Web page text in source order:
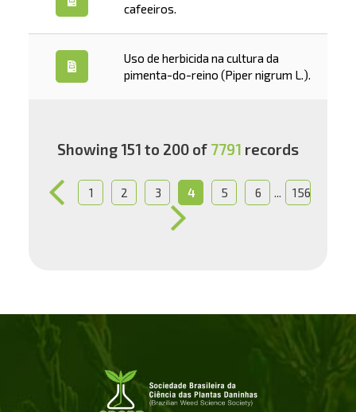
cafeeiros.
Uso de herbicida na cultura da
pimenta-do-reino (Piper nigrum L.).
Showing 151 to 200 of 7791 records
1 2 3 4 5 6 156